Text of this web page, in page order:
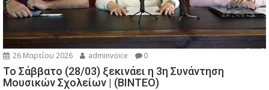
26 Μαρτίου 2026 adminvoice 0
Το Σάββατο (28/03) ξεκινάει η 3η Συνάντηση
Μουσικών Σχολείων | (ΒΙΝΤΕΟ)